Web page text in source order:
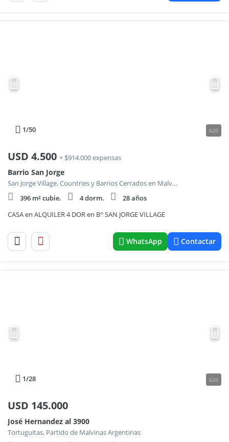
1/50 620
USD 4.500 + $914.000 expensas
Barrio San Jorge
San Jorge Village, Countries y Barrios Cerrados en Malvinas Argentinas
396 m² cubie.
4 dorm.
28 años
CASA en ALQUILER 4 DOR en B° SAN JORGE VILLAGE
WhatsApp Contactar
1/28 620
USD 145.000
José Hernandez al 3900
Tortuguitas, Partido de Malvinas Argentinas